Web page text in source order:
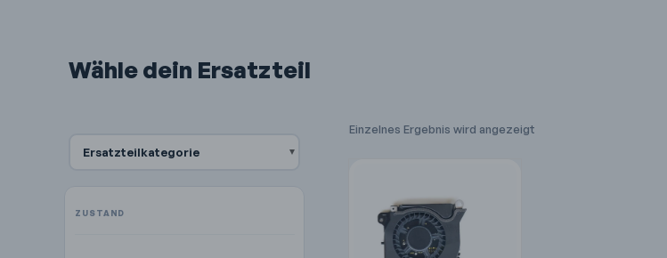
Wähle dein Ersatzteil
Ersatzteilkategorie
Einzelnes Ergebnis wird angezeigt